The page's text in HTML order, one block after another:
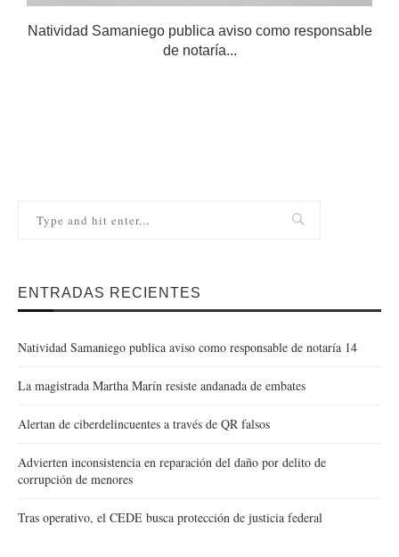
Natividad Samaniego publica aviso como responsable
de notaría...
ENTRADAS RECIENTES
Natividad Samaniego publica aviso como responsable de notaría 14
La magistrada Martha Marín resiste andanada de embates
Alertan de ciberdelincuentes a través de QR falsos
Advierten inconsistencia en reparación del daño por delito de
corrupción de menores
Tras operativo, el CEDE busca protección de justicia federal